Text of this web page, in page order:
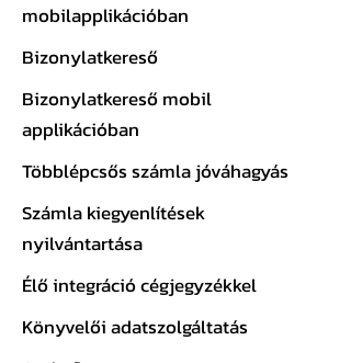
mobilapplikációban
Bizonylatkereső
Bizonylatkereső mobil
applikációban
Többlépcsős számla jóváhagyás
Számla kiegyenlítések
nyilvántartása
Élő integráció cégjegyzékkel
Könyvelői adatszolgáltatás